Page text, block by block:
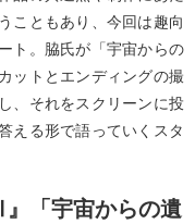
こともあり、今回は趣向
ト。脇氏が「宇宙からの
ットとエンディングの撮
、それをスクリーンに投
える形で語っていくスタ
「宇宙からの遺